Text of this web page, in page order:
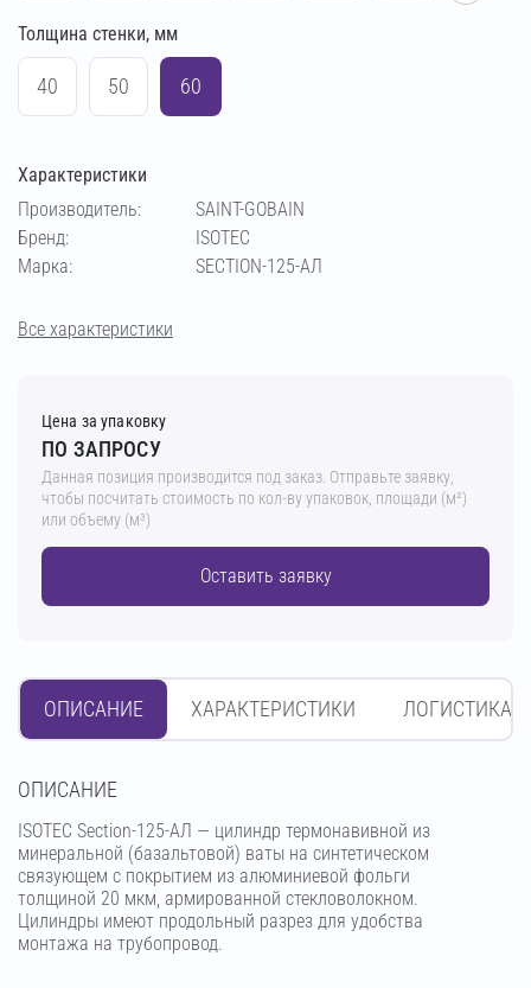
102 108
169 219 273
Толщина стенки, мм
40 50 60
Характеристики
Производитель:
SAINT-GOBAIN
Бренд:
ISOTEC
Марка:
SECTION-125-АЛ
Все характеристики
Цена за упаковку
ПО ЗАПРОСУ
Данная позиция производится под заказ. Отправьте заявку,
чтобы посчитать стоимость по кол-ву упаковок, площади (м²)
или объему (м³)
Оставить заявку
ОПИСАНИЕ ХАРАКТЕРИСТИКИ ЛОГИСТИКА
OПИСАНИЕ
ISOTEC Section-125-АЛ — цилиндр термонавивной из
минеральной (базальтовой) ваты на синтетическом
связующем с покрытием из алюминиевой фольги
толщиной 20 мкм, армированной стекловолокном.
Цилиндры имеют продольный разрез для удобства
монтажа на трубопровод.